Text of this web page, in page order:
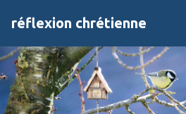
réflexion chrétienne